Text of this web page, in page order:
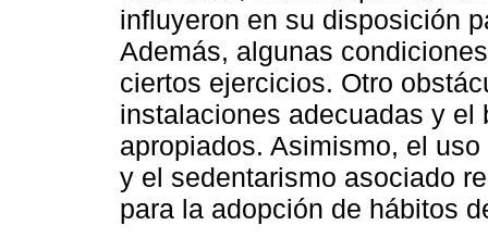
influyeron en su disposición
Además, algunas
ciertos ejercicios. Otro
instalaciones adecuadas y
apropiados. Asimismo, el
y el sedentarismo asociado
para la adopción de hábitos